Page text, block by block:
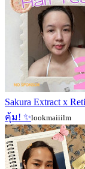
Sakura Extract x
คุ้ม! ✨lookmaiiilm